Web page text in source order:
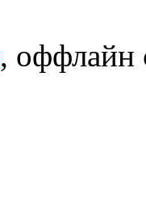
, оффлайн